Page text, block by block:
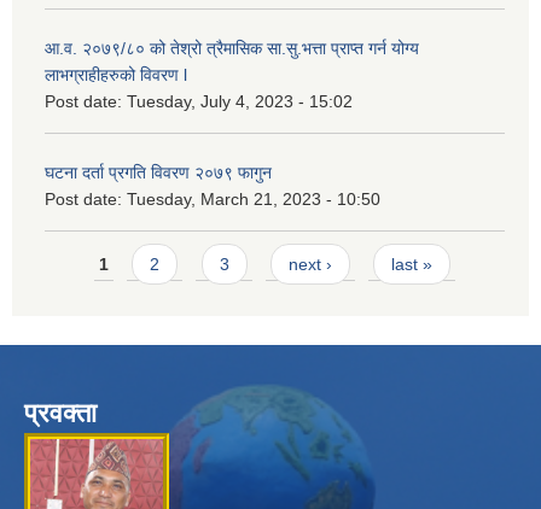
आ.व. २०७९/८० को तेश्रो त्रैमासिक सा.सु.भ‍त्ता प्राप्त गर्न योग्य
लाभग्राहीहरुको विवरण l
Post date: Tuesday, July 4, 2023 - 15:02
घटना दर्ता प्रगति विवरण २०७९ फागुन
Post date: Tuesday, March 21, 2023 - 10:50
Pages
1 2 3 next › last »
प्रवक्ता